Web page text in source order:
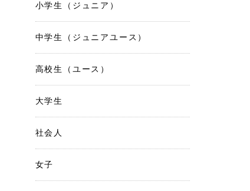
小学生（ジュニア）
中学生（ジュニアユース）
高校生（ユース）
大学生
社会人
女子